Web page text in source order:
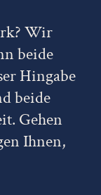
Wir
beide
Hingabe
beide
Gehen
Ihnen,